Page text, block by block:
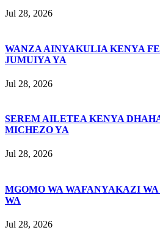
Jul 28, 2026
WANZA AINYAKULIA KENYA
JUMUIYA YA
Jul 28, 2026
SEREM AILETEA KENYA
MICHEZO YA
Jul 28, 2026
MGOMO WA WAFANYAKAZI
WA
Jul 28, 2026